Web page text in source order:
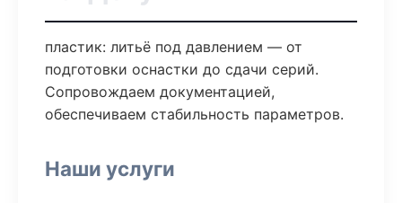
пластик: литьё под давлением — от
подготовки оснастки до сдачи серий.
Сопровождаем документацией,
обеспечиваем стабильность параметров.
Наши услуги